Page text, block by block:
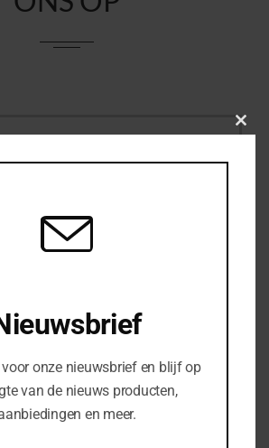
onze nieuwsbrief en blijf op
van de nieuws producten,
en meer.